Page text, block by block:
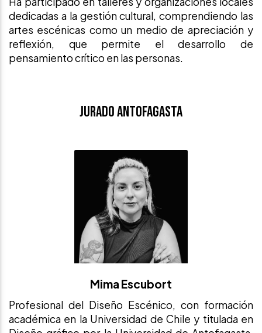
dedicadas a la gestión cultural, comprendiendo las
artes escénicas como un medio de apreciación y
reflexión, que permite el desarrollo de
pensamiento crítico en las personas.
Jurado Antofagasta
Mima Escubort
Profesional del Diseño Escénico, con formación
académica en la Universidad de Chile y titulada en